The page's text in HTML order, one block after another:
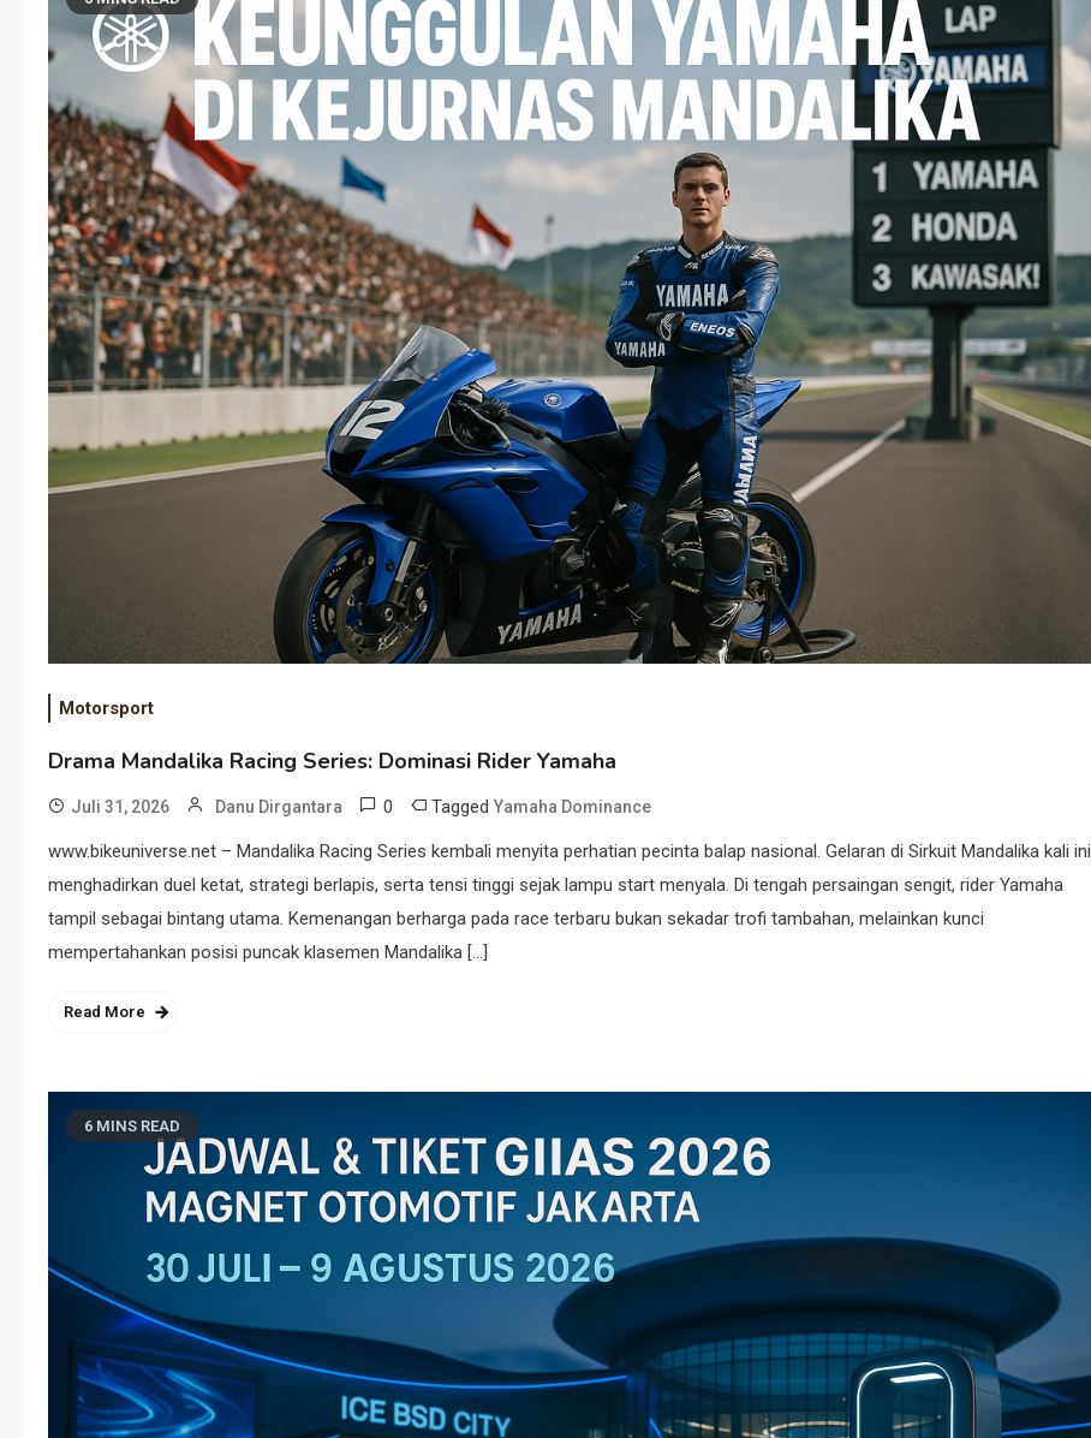
Motorsport
Drama Mandalika Racing Series: Dominasi Rider Yamaha
Juli 31, 2026 Danu Dirgantara 0 Tagged Yamaha Dominance
www.bikeuniverse.net – Mandalika Racing Series kembali menyita perhatian pecinta balap nasional. Gelaran di Sirkuit Mandalika kali ini
menghadirkan duel ketat, strategi berlapis, serta tensi tinggi sejak lampu start menyala. Di tengah persaingan sengit, rider Yamaha
tampil sebagai bintang utama. Kemenangan berharga pada race terbaru bukan sekadar trofi tambahan, melainkan kunci
mempertahankan posisi puncak klasemen Mandalika […]
Read More
6 MINS READ